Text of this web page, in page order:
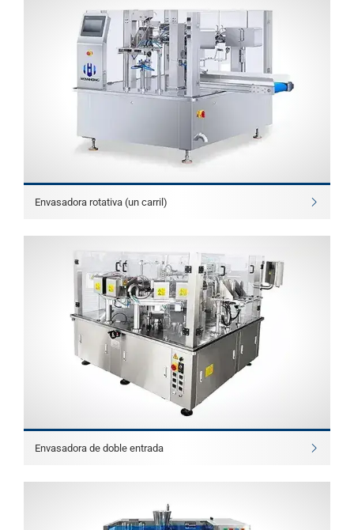
Envasadora rotativa (un carril)
Envasadora de doble entrada